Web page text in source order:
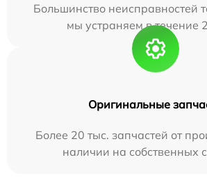
Большинство неисправностей
мы устраняем в течение
Оригинальные
Более 20 тыс. запчастей от
наличии на собственных